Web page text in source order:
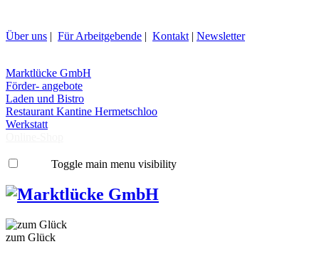
Über uns | Für Arbeitgebende | Kontakt | Newsletter
Marktlücke GmbH
Förder- angebote
Laden und Bistro
Restaurant Kantine Hermetschloo
Werkstatt
Toggle main menu visibility
zum Glück